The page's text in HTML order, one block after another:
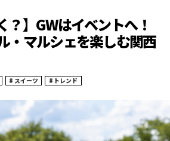
？】GWはイベントへ！
・マルシェを楽しむ関西
スイーツ トレンド